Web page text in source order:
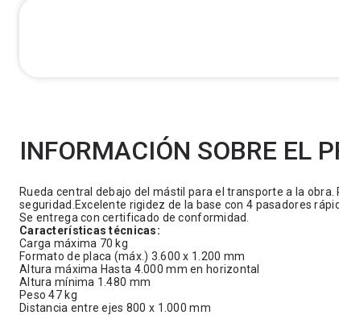
INFORMACIÓN SOBRE EL
Rueda central debajo del mástil para el transporte a la
seguridad.Excelente rigidez de la base con 4 pasadores
Se entrega con certificado de conformidad.
Características técnicas:
Carga máxima 70 kg
Formato de placa (máx.) 3.600 x 1.200 mm
Altura máxima Hasta 4.000 mm en horizontal
Altura mínima 1.480 mm
Peso 47 kg
Distancia entre ejes 800 x 1.000 mm